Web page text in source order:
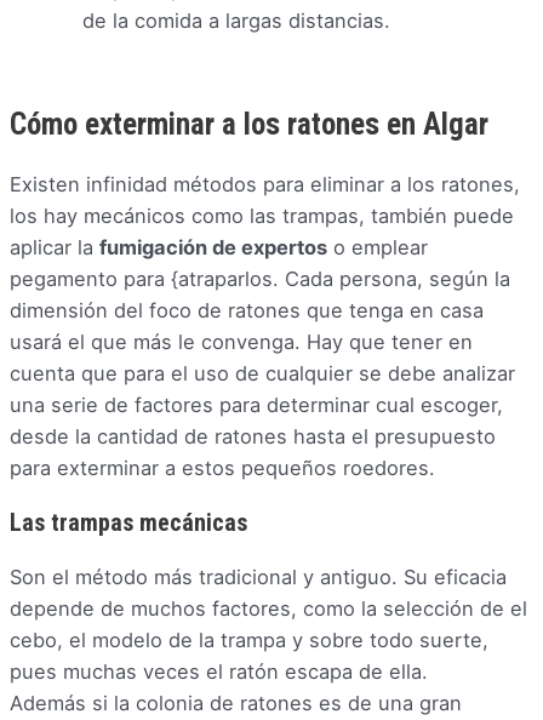
de la comida a largas distancias.
Cómo exterminar a los ratones en Algar
Existen infinidad métodos para eliminar a los ratones,
los hay mecánicos como las trampas, también puede
aplicar la fumigación de expertos o emplear
pegamento para {atraparlos. Cada persona, según la
dimensión del foco de ratones que tenga en casa
usará el que más le convenga. Hay que tener en
cuenta que para el uso de cualquier se debe analizar
una serie de factores para determinar cual escoger,
desde la cantidad de ratones hasta el presupuesto
para exterminar a estos pequeños roedores.
Las trampas mecánicas
Son el método más tradicional y antiguo. Su eficacia
depende de muchos factores, como la selección de el
cebo, el modelo de la trampa y sobre todo suerte,
pues muchas veces el ratón escapa de ella.
Además si la colonia de ratones es de una gran